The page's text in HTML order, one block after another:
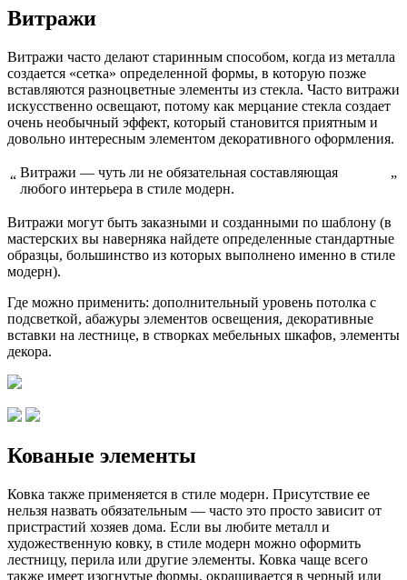
Витражи
Витражи часто делают старинным способом, когда из металла
создается «сетка» определенной формы, в которую позже
вставляются разноцветные элементы из стекла. Часто витражи
искусственно освещают, потому как мерцание стекла создает
очень необычный эффект, который становится приятным и
довольно интересным элементом декоративного оформления.
“
Витражи — чуть ли не обязательная составляющая
любого интерьера в стиле модерн.
”
Витражи могут быть заказными и созданными по шаблону (в
мастерских вы наверняка найдете определенные стандартные
образцы, большинство из которых выполнено именно в стиле
модерн).
Где можно применить: дополнительный уровень потолка с
подсветкой, абажуры элементов освещения, декоративные
вставки на лестнице, в створках мебельных шкафов, элементы
декора.
Кованые элементы
Ковка также применяется в стиле модерн. Присутствие ее
нельзя назвать обязательным — часто это просто зависит от
пристрастий хозяев дома. Если вы любите металл и
художественную ковку, в стиле модерн можно оформить
лестницу, перила или другие элементы. Ковка чаще всего
также имеет изогнутые формы, окрашивается в черный или